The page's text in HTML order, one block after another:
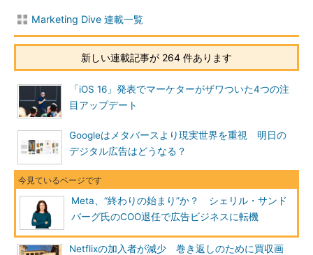
Marketing Dive 連載一覧
新しい連載記事が 264 件あります
「iOS 16」発表でマーケターがザワついた4つの注
目アップデート
Googleはメタバースより現実世界を重視 明日の
デジタル広告はどうなる？
Meta、“終わりの始まり”か？ シェリル・サンド
バーグ氏のCOO退任で広告ビジネスに転機
Netflixの加入者が減少 巻き返しのために買収画